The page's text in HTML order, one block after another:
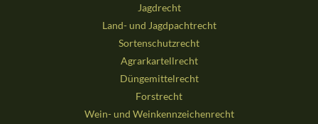
Jagdrecht
Land- und Jagdpachtrecht
Sortenschutzrecht
Agrarkartellrecht
Düngemittelrecht
Forstrecht
Wein- und Weinkennzeichenrecht